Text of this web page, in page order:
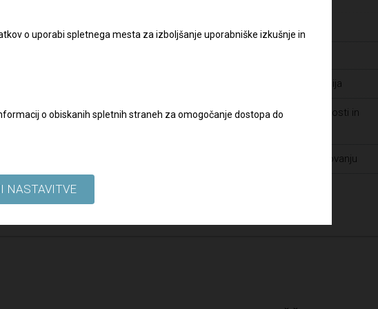
naslov:
Javna naročila - dopolnilna dokumentacija
Prijava suma prevar ter drugih nepravilnosti in
Spoštovanje človekovih pravic pri poslovanju
o uporabi spletnega mesta za izboljšanje uporabniške izkušnje in
o obiskanih spletnih straneh za omogočanje dostopa do
NASTAVITVE